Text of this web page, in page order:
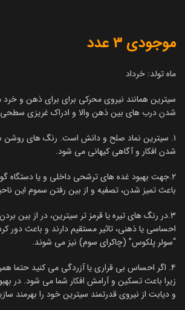
موجودی 3 عدد
ماه تولد: خرداد
سیترین همانند نیروی محرکی برای برای ذهن و خرد
شدن درب های بین ذهن والا و ادراک غریزی
۱. سیترین نماد صلح و دانش است. رنگ های روشن
شدن افکار و آگاهی کیهانی می شود.
۲.جهت بهبود غده های ترشحی داخلی و یا دستگاه
باعث تمیز شدن، تصفیه و از بین رفتن سموم این
۳.در رنگ های تیره یا قرمز تر سیترین، در از بین
احساسی یا ذهنی، تاثیر مستقیم دارند و باعث دور
“سولر پلکوس” (چاکرای سوم) نیز می شوند.
۴. اگر احساس بی قراری یا آزردگی می کنید حتما
زیرا باعث تسکین و آرامش افکار شما می شود. در
و دیابت از نیروی قدرتمند سیترین خود را بهرمند